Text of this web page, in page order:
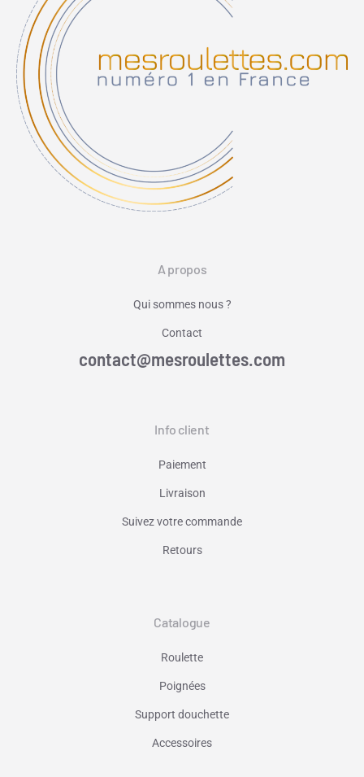
A propos
Qui sommes nous ?
Contact
contact@mesroulettes.com
Info client
Paiement
Livraison
Suivez votre commande
Retours
Catalogue
Roulette
Poignées
Support douchette
Accessoires